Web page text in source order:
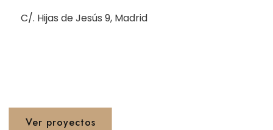
C/. Hijas de Jesús 9, Madrid
Ver proyectos